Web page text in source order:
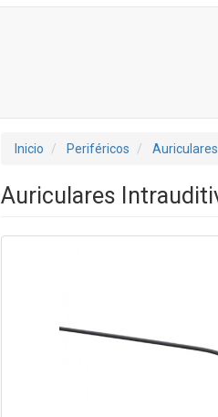
Inicio Periféricos Auriculares
Auriculares